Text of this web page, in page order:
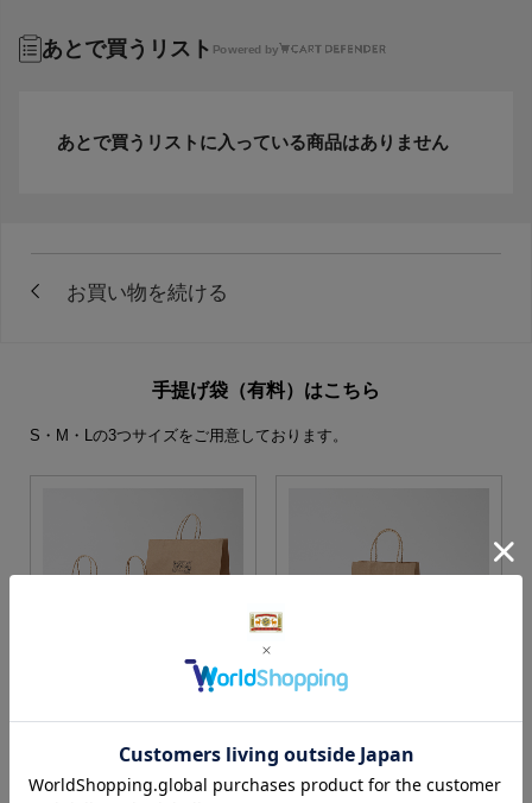
あとで買うリスト Powered by
あとで買うリストに入っている商品はありません
手提げ袋（有料）はこちら
S・M・Lの3つサイズをご用意しております。
カートに入れる カートに入れる